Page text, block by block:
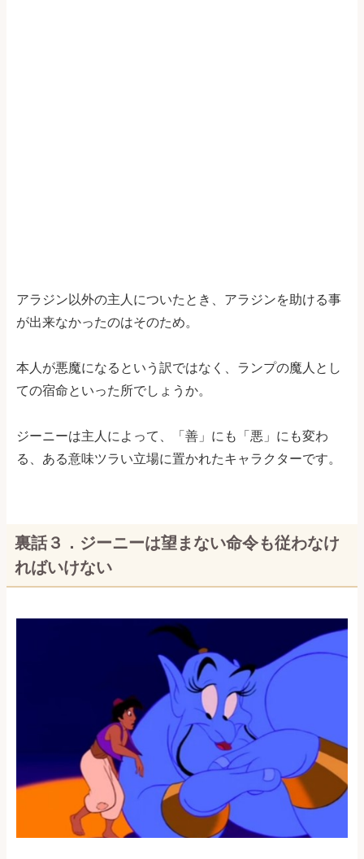
アラジン以外の主人についたとき、アラジンを助ける事
が出来なかったのはそのため。
本人が悪魔になるという訳ではなく、ランプの魔人とし
ての宿命といった所でしょうか。
ジーニーは主人によって、「善」にも「悪」にも変わ
る、ある意味ツラい立場に置かれたキャラクターです。
裏話３．ジーニーは望まない命令も従わなけ
ればいけない